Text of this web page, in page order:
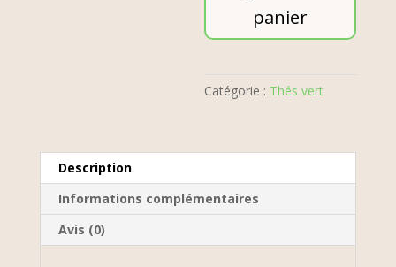
panier
Catégorie : Thés vert
Description
Informations complémentaires
Avis (0)